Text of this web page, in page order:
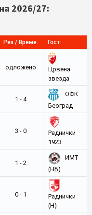
2026/27:
Рез / Време: Гост:
oдложено
Црвена
звезда
1 - 4
ОФК
Београд
3 - 0
Раднички
1923
1 - 2
ИМТ
(НБ)
0 - 1
Раднички
(Н)